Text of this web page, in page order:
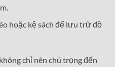
hoặc kệ sách để lưu trữ đồ
chỉ nên chú trọng đến